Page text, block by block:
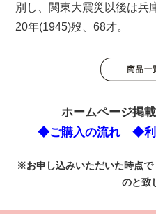
別し、関東大震災以後は兵
20年(1945)歿、68才。
ホームページ掲
◆ご購入の流れ
◆利
※お申し込みいただいた時点で
のと致